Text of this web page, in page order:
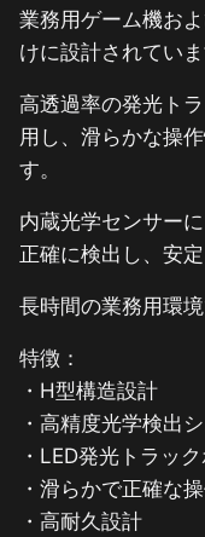
業務用ゲーム機お
けに設計されていま
高透過率の発光ト
用し、滑らかな操
す。
内蔵光学センサー
正確に検出し、安
長時間の業務用環
特徴：
・H型構造設計
・高精度光学検出
・LED発光トラッ
・滑らかで正確な
・高耐久設計